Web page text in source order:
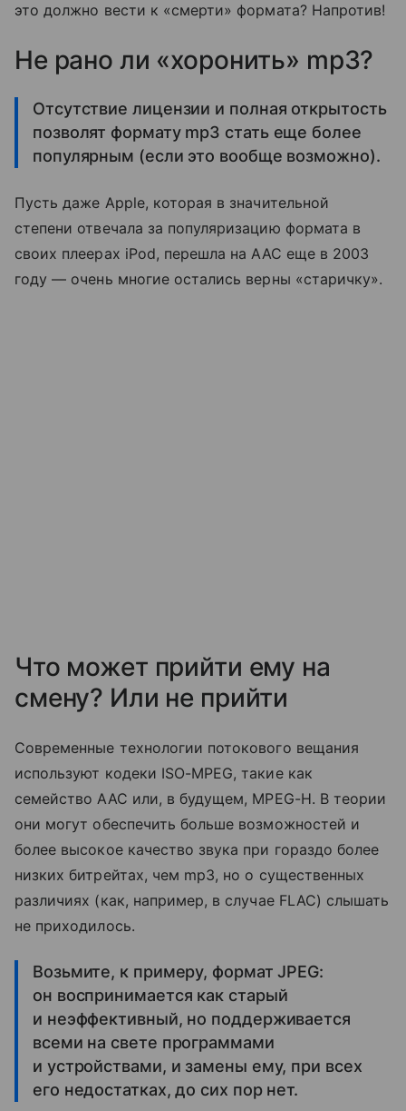
это должно вести к «смерти» формата? Напротив!
Не рано ли «хоронить» mp3?
Отсутствие лицензии и полная открытость
позволят формату mp3 стать еще более
популярным (если это вообще возможно).
Пусть даже Apple, которая в значительной
степени отвечала за популяризацию формата в
своих плеерах iPod, перешла на AAC еще в 2003
году — очень многие остались верны «старичку».
Что может прийти ему на
смену? Или не прийти
Современные технологии потокового вещания
используют кодеки ISO-MPEG, такие как
семейство AAC или, в будущем, MPEG-H. В теории
они могут обеспечить больше возможностей и
более высокое качество звука при гораздо более
низких битрейтах, чем mp3, но о существенных
различиях (как, например, в случае FLAC) слышать
не приходилось.
Возьмите, к примеру, формат JPEG:
он воспринимается как старый
и неэффективный, но поддерживается
всеми на свете программами
и устройствами, и замены ему, при всех
его недостатках, до сих пор нет.